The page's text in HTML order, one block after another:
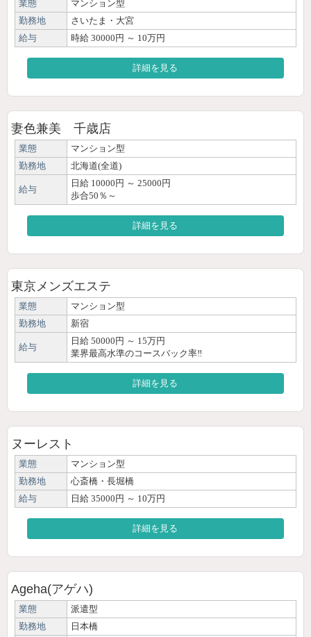
業態
マンション型
勤務地
さいたま・大宮
給与
時給 30000円 ～ 10万円
詳細を見る
妻色兼美 千歳店
業態
マンション型
勤務地
北海道(全道)
給与
日給 10000円 ～ 25000円
歩合50％～
詳細を見る
東京メンズエステ
業態
マンション型
勤務地
新宿
給与
日給 50000円 ～ 15万円
業界最高水準のコースバック率‼
詳細を見る
ヌーレスト
業態
マンション型
勤務地
心斎橋・長堀橋
給与
日給 35000円 ～ 10万円
詳細を見る
Ageha(アゲハ)
業態
派遣型
勤務地
日本橋